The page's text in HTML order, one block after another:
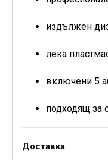
издължен
лека
включени 5
подходящ за
Доставка